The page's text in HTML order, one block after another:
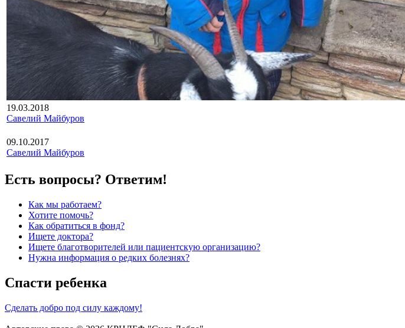
19.03.2018
Савелий Майбуров
09.10.2017
Савелий Майбуров
Есть вопросы? Ответим!
Как мы работаем?
Хотите помочь?
Как обратиться в фонд?
Ищете доктора?
Ищете благотворителей или пациентскую организацию?
Нужна информация о редких болезнях?
Спасти ребенка
Сделать добро под силу каждому!